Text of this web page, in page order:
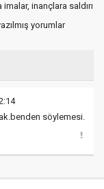
inançlara saldırı
yorumlar
söylemesi.